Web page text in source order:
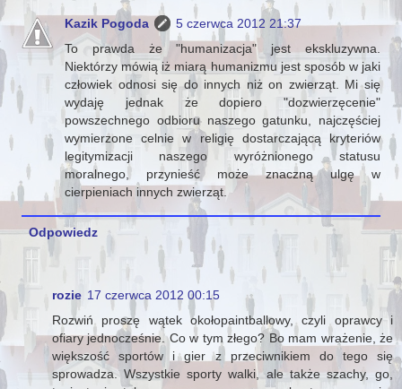
Kazik Pogoda
5 czerwca 2012 21:37
To prawda że "humanizacja" jest ekskluzywna.
Niektórzy mówią iż miarą humanizmu jest sposób w jaki
człowiek odnosi się do innych niż on zwierząt. Mi się
wydaję jednak że dopiero "dozwierzęcenie"
powszechnego odbioru naszego gatunku, najczęściej
wymierzone celnie w religię dostarczającą kryteriów
legitymizacji naszego wyróżnionego statusu
moralnego, przynieść może znaczną ulgę w
cierpieniach innych zwierząt.
Odpowiedz
rozie 17 czerwca 2012 00:15
Rozwiń proszę wątek okołopaintballowy, czyli oprawcy i
ofiary jednocześnie. Co w tym złego? Bo mam wrażenie, że
większość sportów i gier z przeciwnikiem do tego się
sprowadza. Wszystkie sporty walki, ale także szachy, go,